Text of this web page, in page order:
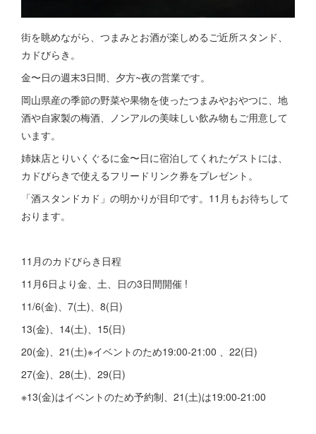
街を眺めながら、つまみとお酒が楽しめるご近所スタンド、
カドびらき。
金〜日の週末3日間、夕方~夜の営業です。
岡山県産の季節の野菜や果物を使ったつまみやおやつに、地
酒や自家製の梅酒、ノンアルの美味しい飲み物もご用意して
います。
姉妹店とりいくぐるに金〜日に宿泊してくれたゲストには、
カドびらきで使えるフリードリンク券をプレゼント。
「酒スタンドカド」の明かりが目印です。11月もお待ちして
おります。
11月のカドびらき日程
11月6日より金、土、日の3日間開催 !
11/6(金)、7(土)、8(日)
13(金)、14(土)、15(日)
20(金)、21(土)※イベントのため19:00-21:00 、22(日)
27(金)、28(土)、29(日)
※13(金)はイベントのため予約制、21(土)は19:00-21:00